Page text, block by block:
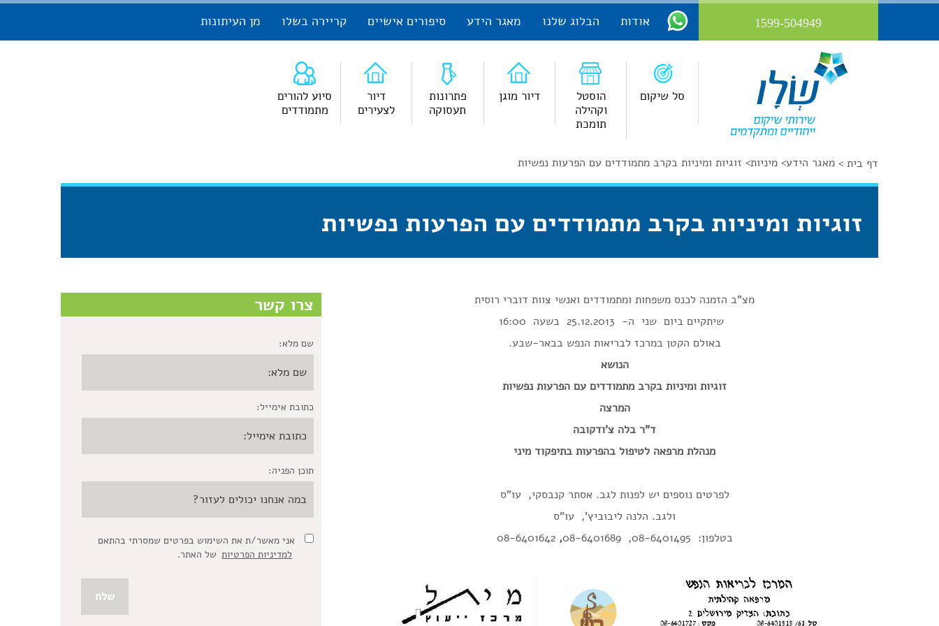
1599-504949 אודות הבלוג שלנו מאגר הידע סיפורים אישיים קריירה בשלו מן העיתונות
סל שיקום
הוסטל
וקהילה
תומכת
דיור מוגן
פתרונות
תעסוקה
דיור
לצעירים
סיוע להורים
מתמודדים
דף בית > מאגר הידע> מיניות> זוגיות ומיניות בקרב מתמודדים עם הפרעות נפשיות
זוגיות ומיניות בקרב מתמודדים עם הפרעות נפשיות
מצ"ב הזמנה לכנס משפחות ומתמודדים ואנשי צוות דוברי רוסית
שיתקיים ביום שני ה- 25.12.2013 בשעה 16:00
באולם הקטן במרכז לבריאות הנפש בבאר-שבע.
הנושא
זוגיות ומיניות בקרב מתמודדים עם הפרעות נפשיות
המרצה
ד"ר בלה צ'ודקובה
מנהלת מרפאה לטיפול בהפרעות בתיפקוד מיני
לפרטים נוספים יש לפנות לגב. אסתר קנבסקי, עו"ס
ולגב. הלנה ליבוביץ', עו"ס
בטלפון: 08-6401495, 08-6401689
,
08-6401642
צרו קשר
שם מלא:
כתובת אימייל:
תוכן הפניה:
אני מאשר/ת את השימוש בפרטים שמסרתי בהתאם
למדיניות הפרטיות